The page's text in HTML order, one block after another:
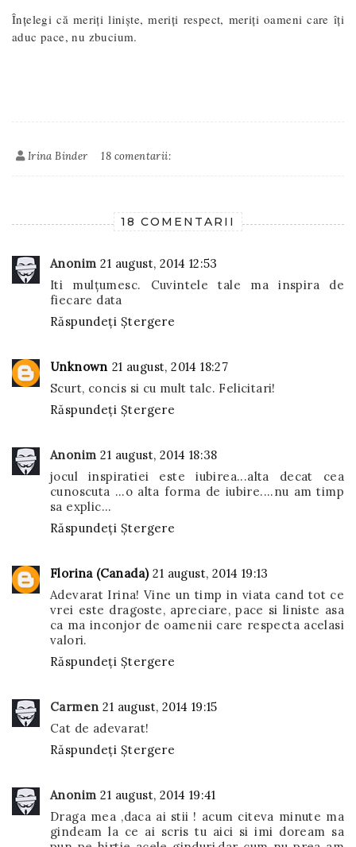
Înțelegi că meriți liniște, meriți respect, meriți oameni care îți
aduc pace, nu zbucium.
Irina Binder 18 comentarii:
18 COMENTARII
Anonim 21 august, 2014 12:53
Iti mulțumesc. Cuvintele tale ma inspira de
fiecare data
Răspundeți Ștergere
Unknown 21 august, 2014 18:27
Scurt, concis si cu mult talc. Felicitari!
Răspundeți Ștergere
Anonim 21 august, 2014 18:38
jocul inspiratiei este iubirea...alta decat cea
cunoscuta ...o alta forma de iubire....nu am timp
sa explic...
Răspundeți Ștergere
Florina (Canada) 21 august, 2014 19:13
Adevarat Irina! Vine un timp in viata cand tot ce
vrei este dragoste, apreciare, pace si liniste asa
ca ma inconjor de oamenii care respecta acelasi
valori.
Răspundeți Ștergere
Carmen 21 august, 2014 19:15
Cat de adevarat!
Răspundeți Ștergere
Anonim 21 august, 2014 19:41
Draga mea ,daca ai stii ! acum citeva minute ma
gindeam la ce ai scris tu aici si imi doream sa